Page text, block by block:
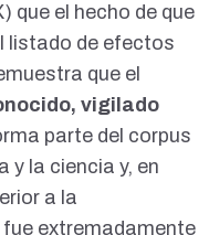
) que el hecho de que
listado de efectos
que el
vigilado
parte del corpus
y la ciencia y, en
a la
extremadamente